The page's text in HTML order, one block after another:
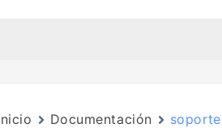
Documentación soporte